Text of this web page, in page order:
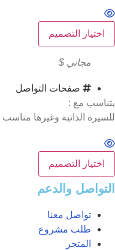
اختيار التصميم
مجاني $
صفحات التواصل
يتناسب مع :
للسيرة الذاتية وغيرها مناسب
اختيار التصميم
التواصل والدعم
تواصل معنا
طلب مشروع
المتجر